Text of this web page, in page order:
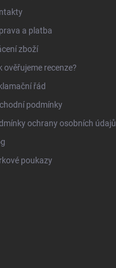
a platba
zboží
ověřujeme recenze?
řád
podmínky
ochrany osobních údajů
poukazy